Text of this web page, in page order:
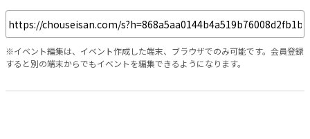
※イベント編集は、イベント作成した端末、ブラウザでのみ可能です。会員登録
すると別の端末からでもイベントを編集できるようになります。